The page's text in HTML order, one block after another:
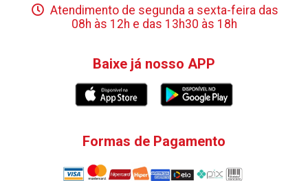
Atendimento de segunda a sexta-feira das
08h às 12h e das 13h30 às 18h
Baixe já nosso APP
Formas de Pagamento